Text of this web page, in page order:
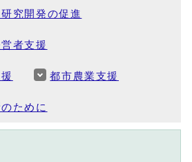
究開発の促進
者支援
都市農業支援
ために